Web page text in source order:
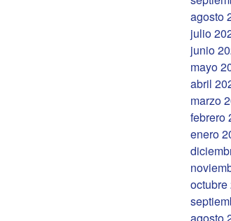
agosto
julio
junio
mayo
abril
marzo
febrero
enero
octubre
agosto